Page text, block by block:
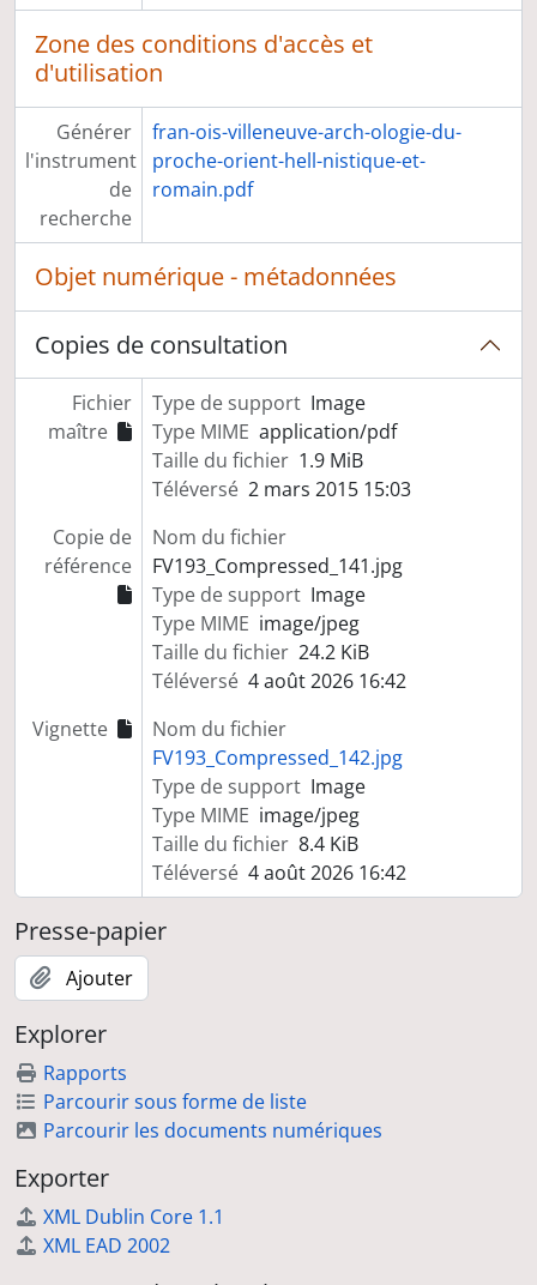
Zone des conditions d'accès et
d'utilisation
Générer
l'instrument
de
recherche
fran-ois-villeneuve-arch-ologie-du-
proche-orient-hell-nistique-et-
romain.pdf
Objet numérique - métadonnées
Copies de consultation
Fichier
maître
Type de support Image
Type MIME application/pdf
Taille du fichier 1.9 MiB
Téléversé 2 mars 2015 15:03
Copie de
référence
Nom du fichier
FV193_Compressed_141.jpg
Type de support Image
Type MIME image/jpeg
Taille du fichier 24.2 KiB
Téléversé 4 août 2026 16:42
Vignette
Nom du fichier
FV193_Compressed_142.jpg
Type de support Image
Type MIME image/jpeg
Taille du fichier 8.4 KiB
Téléversé 4 août 2026 16:42
Presse-papier
Ajouter
Explorer
Rapports
Parcourir sous forme de liste
Parcourir les documents numériques
Exporter
XML Dublin Core 1.1
XML EAD 2002